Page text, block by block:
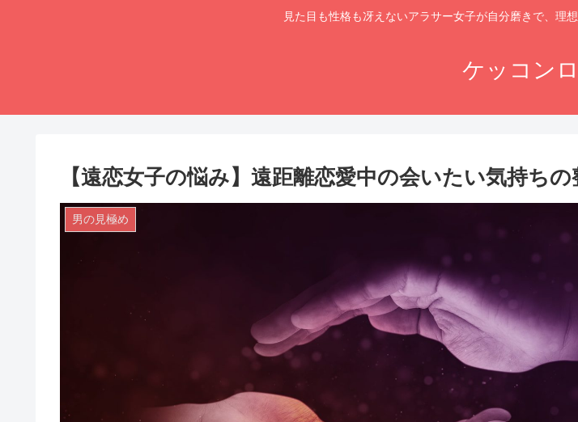
見た目も性格も冴えないアラサー女子が自分磨きで、理
ケッコンロ
【遠恋女子の悩み】遠距離恋愛中の会いたい気持ちの
男の見極め